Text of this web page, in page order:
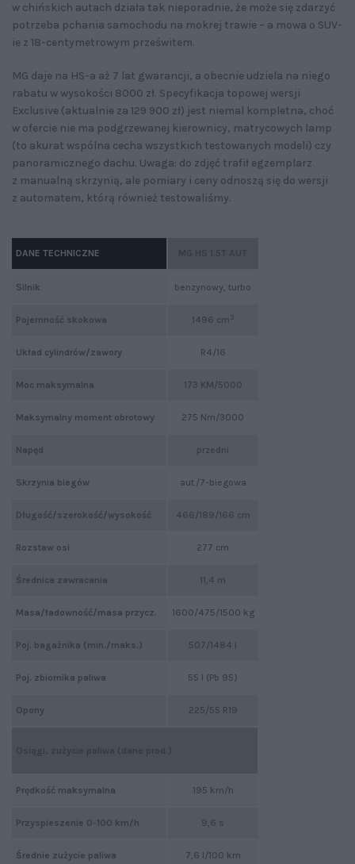
w chińskich autach działa tak nieporadnie, że może się zdarzyć
potrzeba pchania samochodu na mokrej trawie – a mowa o SUV-
ie z 18-centymetrowym prześwitem.
MG daje na HS-a aż 7 lat gwarancji, a obecnie udziela na niego
rabatu w wysokości 8000 zł. Specyfikacja topowej wersji
Exclusive (aktualnie za 129 900 zł) jest niemal kompletna, choć
w ofercie nie ma podgrzewanej kierownicy, matrycowych lamp
(to akurat wspólna cecha wszystkich testowanych modeli) czy
panoramicznego dachu. Uwaga: do zdjęć trafił egzemplarz
z manualną skrzynią, ale pomiary i ceny odnoszą się do wersji
z automatem, którą również testowaliśmy.
benzynowy, turbo
1496 cm 3
R4/16
173 KM/5000
275 Nm/3000
przedni
aut./7-biegowa
466/189/166 cm
277 cm
11,4 m
1600/475/1500 kg
507/1484 l
55 l (Pb 95)
225/55 R19
195 km/h
9,6 s
7,6 l/100 km
DANE TECHNICZNE
Silnik
Pojemność skokowa
Układ cylindrów/zawory
Moc maksymalna
Maksymalny moment obrotowy
Napęd
Skrzynia biegów
Długość/szerokość/wysokość
Rozstaw osi
Średnica zawracania
Masa/ładowność/masa przycz.
Poj. bagażnika (min./maks.)
Poj. zbiornika paliwa
Opony
Prędkość maksymalna
Przyspieszenie 0-100 km/h
Średnie zużycie paliwa